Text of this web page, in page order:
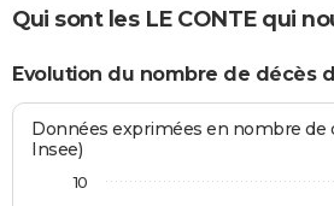
Qui sont les LE CONTE qui
Evolution du nombre de décès
Données exprimées en nombre de
Insee)
10